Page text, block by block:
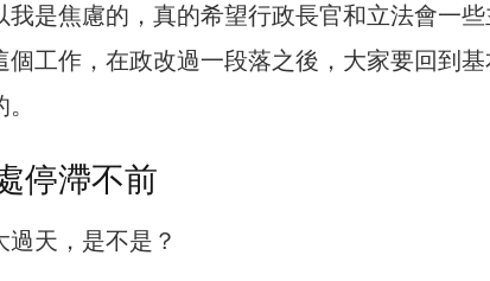
我是焦慮的，真的希望行政長官和立法會一
個工作，在政改過一段落之後，大家要回到
停滯不前
過天，是不是？